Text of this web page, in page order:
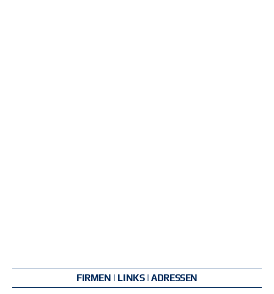
FIRMEN | LINKS | ADRESSEN